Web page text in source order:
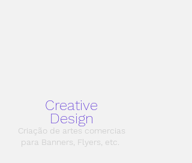
Creative
Design
Criação de artes comercias
para Banners, Flyers, etc.